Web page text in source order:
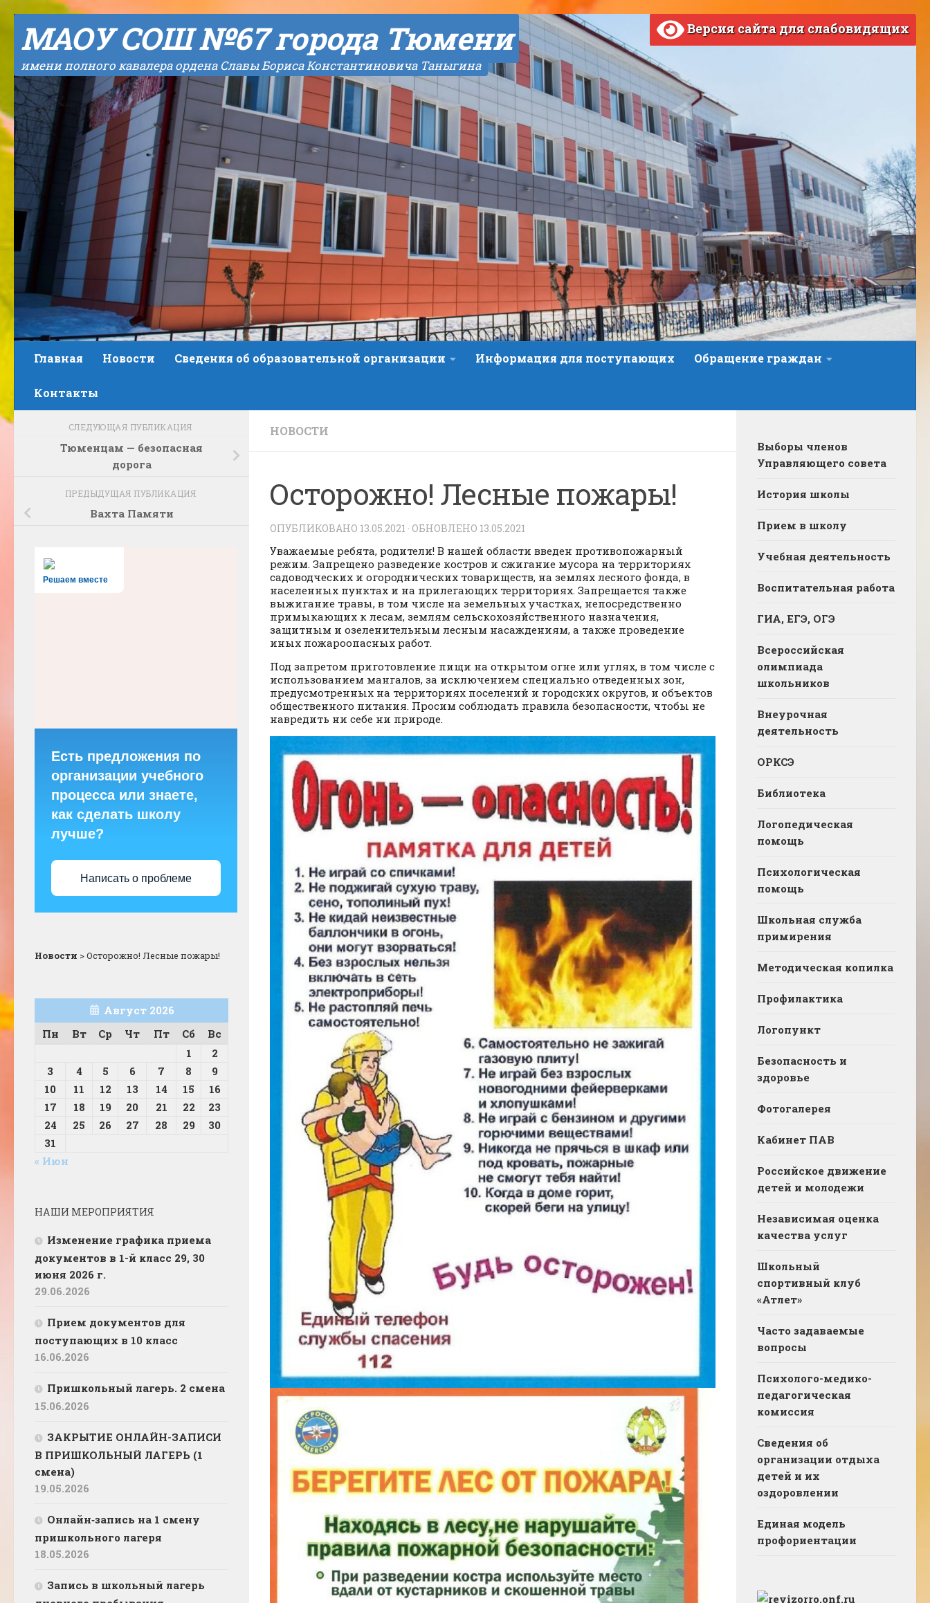
МАОУ СОШ №67 города Тюмени
имени полного кавалера ордена Славы Бориса Константиновича Таныгина
Версия сайта для слабовидящих
Главная Новости Сведения об образовательной организации Информация для поступающих Обращение граждан
Контакты
НОВОСТИ
Осторожно! Лесные пожары!
ОПУБЛИКОВАНО 13.05.2021 · ОБНОВЛЕНО 13.05.2021
Уважаемые ребята, родители! В нашей области введен противопожарный
режим. Запрещено разведение костров и сжигание мусора на территориях
садоводческих и огороднических товариществ, на землях лесного фонда, в
населенных пунктах и на прилегающих территориях. Запрещается также
выжигание травы, в том числе на земельных участках, непосредственно
примыкающих к лесам, землям сельскохозяйственного назначения,
защитным и озеленительным лесным насаждениям, а также проведение
иных пожароопасных работ.
Под запретом приготовление пищи на открытом огне или углях, в том числе с
использованием мангалов, за исключением специально отведенных зон,
предусмотренных на территориях поселений и городских округов, и объектов
общественного питания. Просим соблюдать правила безопасности, чтобы не
навредить ни себе ни природе.
СЛЕДУЮЩАЯ ПУБЛИКАЦИЯ
Тюменцам — безопасная
дорога
ПРЕДЫДУЩАЯ ПУБЛИКАЦИЯ
Вахта Памяти
Решаем вместе
Есть предложения по
организации учебного
процесса или знаете,
как сделать школу
лучше?
Написать о проблеме
Новости >Осторожно! Лесные пожары!
Август 2026
Пн
Вт Ср Чт Пт Сб
Вс
1
2
3
4 5 6 7 8
9
10
11 12 13 14 15
16
17
18 19 20 21 22
23
24
25 26 27 28 29
30
31
« Июн
НАШИ МЕРОПРИЯТИЯ
Изменение графика приема
документов в 1-й класс 29, 30
июня 2026 г.
29.06.2026
Прием документов для
поступающих в 10 класс
16.06.2026
Пришкольный лагерь. 2 смена
15.06.2026
ЗАКРЫТИЕ ОНЛАЙН-ЗАПИСИ
В ПРИШКОЛЬНЫЙ ЛАГЕРЬ (1
смена)
19.05.2026
Онлайн‑запись на 1 смену
пришкольного лагеря
18.05.2026
Запись в школьный лагерь
Выборы членов
Управляющего совета
История школы
Прием в школу
Учебная деятельность
Воспитательная работа
ГИА, ЕГЭ, ОГЭ
Всероссийская
олимпиада
школьников
Внеурочная
деятельность
ОРКСЭ
Библиотека
Логопедическая
помощь
Психологическая
помощь
Школьная служба
примирения
Методическая копилка
Профилактика
Логопункт
Безопасность и
здоровье
Фотогалерея
Кабинет ПАВ
Российское движение
детей и молодежи
Независимая оценка
качества услуг
Школьный
спортивный клуб
«Атлет»
Часто задаваемые
вопросы
Психолого-медико-
педагогическая
комиссия
Сведения об
организации отдыха
детей и их
оздоровлении
Единая модель
профориентации